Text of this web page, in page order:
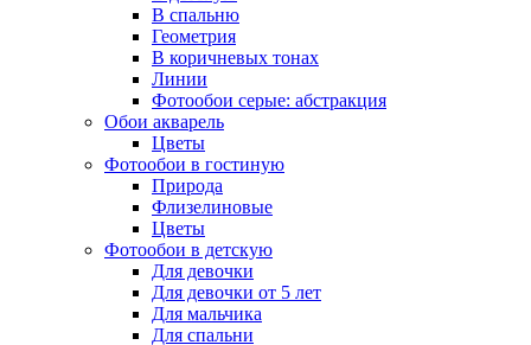
В спальню
Геометрия
В коричневых тонах
Линии
Фотообои серые: абстракция
Обои акварель
Цветы
Фотообои в гостиную
Природа
Флизелиновые
Цветы
Фотообои в детскую
Для девочки
Для девочки от 5 лет
Для мальчика
Для спальни